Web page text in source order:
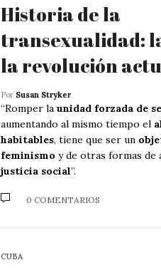
Historia de la
transexualidad:
la revolución
Por Susan Stryker
“Romper la unidad forzada de
aumentando al mismo tiempo el
habitables, tiene que ser un
feminismo y de otras formas de
justicia social”.
0 COMENTARIOS
CUBA